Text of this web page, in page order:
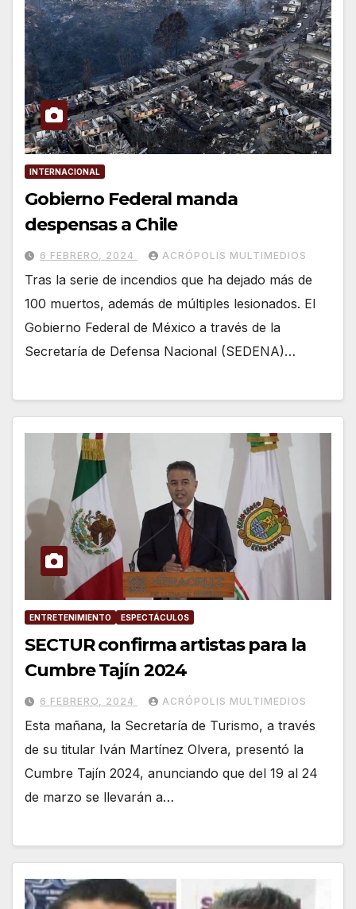
INTERNACIONAL
Gobierno Federal manda
despensas a Chile
6 FEBRERO, 2024 ACRÓPOLIS MULTIMEDIOS
Tras la serie de incendios que ha dejado más de
100 muertos, además de múltiples lesionados. El
Gobierno Federal de México a través de la
Secretaría de Defensa Nacional (SEDENA)…
ENTRETENIMIENTO ESPECTÁCULOS
SECTUR confirma artistas para la
Cumbre Tajín 2024
6 FEBRERO, 2024 ACRÓPOLIS MULTIMEDIOS
Esta mañana, la Secretaría de Turismo, a través
de su titular Iván Martínez Olvera, presentó la
Cumbre Tajín 2024, anunciando que del 19 al 24
de marzo se llevarán a…